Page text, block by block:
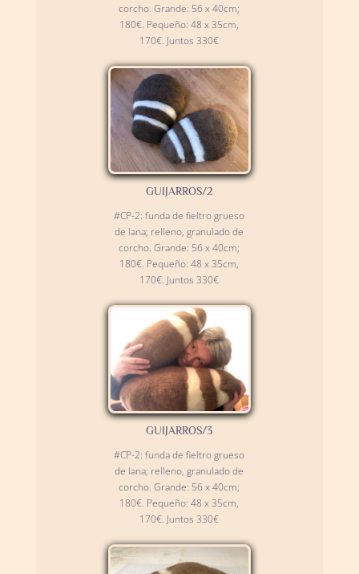
corcho. Grande: 56 x 40cm;
180€. Pequeño: 48 x 35cm,
170€. Juntos 330€
GUIJARROS/2
#CP-2: funda de fieltro grueso
de lana; relleno, granulado de
corcho. Grande: 56 x 40cm;
180€. Pequeño: 48 x 35cm,
170€. Juntos 330€
GUIJARROS/3
#CP-2: funda de fieltro grueso
de lana; relleno, granulado de
corcho. Grande: 56 x 40cm;
180€. Pequeño: 48 x 35cm,
170€. Juntos 330€